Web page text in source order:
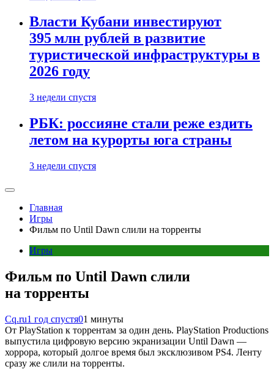
Власти Кубани инвестируют
395 млн рублей в развитие
туристической инфраструктуры в
2026 году
3 недели спустя
РБК: россияне стали реже ездить
летом на курорты юга страны
3 недели спустя
Главная
Игры
Фильм по Until Dawn слили на торренты
Игры
Фильм по Until Dawn слили
на торренты
Cq.ru1 год спустя01 минуты
От PlayStation к торрентам за один день. PlayStation Productions
выпустила цифровую версию экранизации Until Dawn —
хоррора, который долгое время был эксклюзивом PS4. Ленту
сразу же слили на торренты.